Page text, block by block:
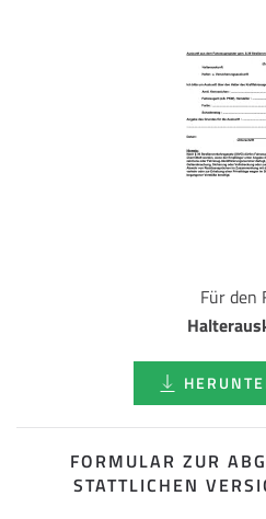
Für den
FORMULAR ZUR
STATTLICHEN